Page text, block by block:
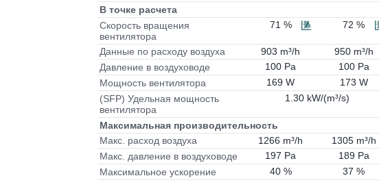
В точке расчета
Скорость вращения
вентилятора
71 % 72 %
Данные по расходу воздуха 903 m³/h
950 m³/h
Давление в воздуховоде
100 Pa
100 Pa
Мощность вентилятора
169 W
173 W
(SFP) Удельная мощность
вентилятора
1.30 kW/(m³/s)
Максимальная производительность
Макс. расход воздуха
1266 m³/h
1305 m³/h
Макс. давление в воздуховоде
197 Pa
189 Pa
Максимальное ускорение
40 % 37 %